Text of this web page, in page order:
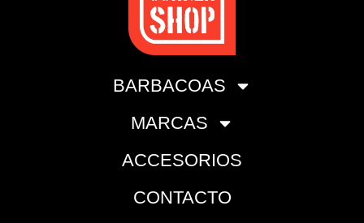
BARBACOAS
MARCAS
ACCESORIOS
CONTACTO